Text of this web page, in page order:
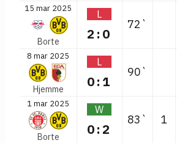
15 mar 2025
Borte
L
2:0
72`
8 mar 2025
Hjemme
L
0:1
90`
1 mar 2025
Borte
W
0:2
83` 1